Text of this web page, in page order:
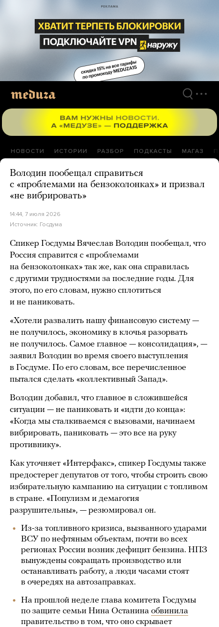
материалам
НОВОСТИ ИСТОРИИ РАЗБОР ПОДКАСТЫ МАГАЗ
Володин пообещал справиться
с «проблемами на бензоколонках» и призвал
«не вибрировать»
14:44, 7 июля 2026
Источник: Госдума
Спикер Госдумы Вячеслав Володин пообещал, что
Россия справится с «проблемами
на бензоколонках» так же, как она справилась
с другими трудностями за последние годы. Для
этого, по его словам, нужно сплотиться
и не паниковать.
«Хотели развалить нашу финансовую систему —
не получилось, экономику в клочья разорвать
не получилось. Самое главное — консолидация», —
заявил Володин во время своего выступления
в Госдуме. По его словам, все перечисленное
пытался сделать «коллективный Запад».
Володин добавил, что главное в сложившейся
ситуации — не паниковать и «идти до конца»:
«Когда мы сталкиваемся с вызовами, начинаем
вибрировать, паниковать — это все на руку
противнику».
Как уточняет «Интерфакс», спикер Госдумы также
предостерег депутатов от того, чтобы строить свою
избирательную кампанию на ситуации с топливом
в стране. «Популизм и демагогия
разрушительны», — резюмировал он.
Из-за топливного кризиса, вызванного ударами
ВСУ по нефтяным объектам, почти во всех
регионах России возник дефицит бензина. НПЗ
вынуждены сокращать производство или
останавливать работу, а люди часами стоят
в очередях на автозаправках.
На прошлой неделе глава комитета Госдумы
по защите семьи Нина Останина обвинила
правительство в том, что оно скрывает